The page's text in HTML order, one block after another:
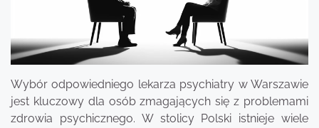
Wybór odpowiedniego lekarza psychiatry w Warszawie
jest kluczowy dla osób zmagających się z problemami
zdrowia psychicznego. W stolicy Polski istnieje wiele